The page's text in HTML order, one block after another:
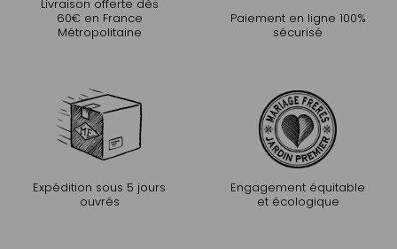
Livraison offerte dès
60€ en France
Métropolitaine
Paiement en ligne 100%
sécurisé
Expédition sous 5 jours
ouvrés
Engagement équitable
et écologique